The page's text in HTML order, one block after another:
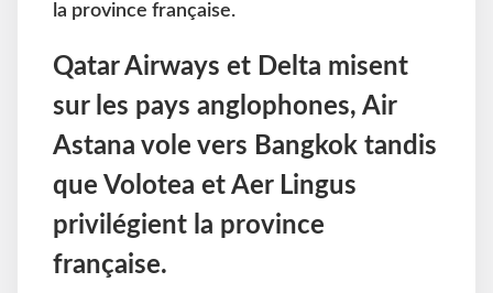
la province française.
Qatar Airways et Delta misent
sur les pays anglophones, Air
Astana vole vers Bangkok tandis
que Volotea et Aer Lingus
privilégient la province
française.